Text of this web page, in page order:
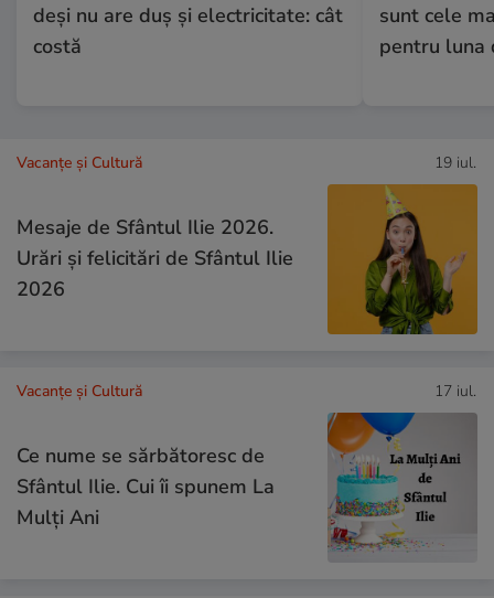
deși nu are duș și electricitate: cât
costă
sunt cele
pentru luna
Vacanțe și Cultură 19 iul.
Mesaje de Sfântul Ilie 2026.
Urări și felicitări de Sfântul Ilie
2026
Vacanțe și Cultură 17 iul.
Ce nume se sărbătoresc de
Sfântul Ilie. Cui îi spunem La
Mulți Ani